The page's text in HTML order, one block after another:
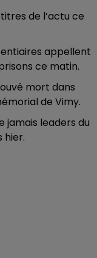
de l’actu ce
appellent
ce matin.
mort dans
de Vimy.
jamais leaders du
hier.